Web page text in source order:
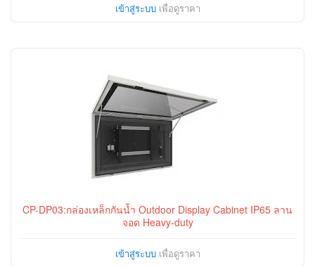
เข้าสู่ระบบเพื่อดูราคา
CP-DP03:กล่องเหล็กกันน้ำ Outdoor Display Cabinet IP65 ลาน
จอด Heavy-duty
เข้าสู่ระบบเพื่อดูราคา